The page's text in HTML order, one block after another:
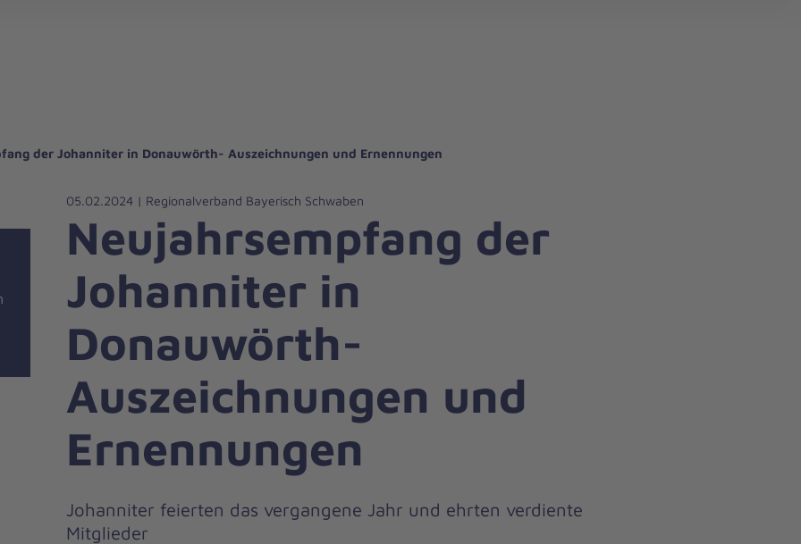
der Johanniter in Donauwörth- Auszeichnungen und Ernennungen
05.02.2024 | Regionalverband Bayerisch Schwaben
Neujahrsempfang der
Johanniter in
Donauwörth-
Auszeichnungen und
Ernennungen
Johanniter feierten das vergangene Jahr und ehrten verdiente
Mitglieder